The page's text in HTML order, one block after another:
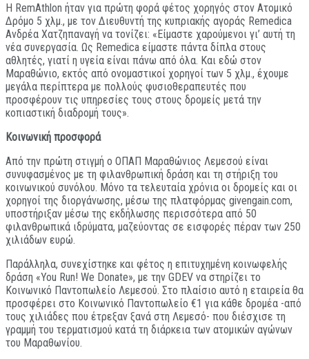
Η RemΑthlon ήταν για πρώτη φορά φέτος χορηγός στον Ατομικό
Δρόμο 5 χλμ., με τον Διευθυντή της κυπριακής αγοράς Remedica
Ανδρέα Χατζηπαναγή να τονίζει: «Είμαστε χαρούμενοι γι’ αυτή τη
νέα συνεργασία. Ως Remedica είμαστε πάντα δίπλα στους
αθλητές, γιατί η υγεία είναι πάνω από όλα. Και εδώ στον
Μαραθώνιο, εκτός από ονομαστικοί χορηγοί των 5 χλμ., έχουμε
μεγάλα περίπτερα με πολλούς φυσιοθεραπευτές που
προσφέρουν τις υπηρεσίες τους στους δρομείς μετά την
κοπιαστική διαδρομή τους».
Κοινωνική προσφορά
Από την πρώτη στιγμή ο ΟΠΑΠ Μαραθώνιος Λεμεσού είναι
συνυφασμένος με τη φιλανθρωπική δράση και τη στήριξη του
κοινωνικού συνόλου. Μόνο τα τελευταία χρόνια οι δρομείς και οι
χορηγοί της διοργάνωσης, μέσω της πλατφόρμας givengain.com,
υποστήριξαν μέσω της εκδήλωσης περισσότερα από 50
φιλανθρωπικά ιδρύματα, μαζεύοντας σε εισφορές πέραν των 250
χιλιάδων ευρώ.
Παράλληλα, συνεχίστηκε και φέτος η επιτυχημένη κοινωφελής
δράση «You Run! We Donate», με την GDEV να στηρίζει το
Κοινωνικό Παντοπωλείο Λεμεσού. Στο πλαίσιο αυτό η εταιρεία θα
προσφέρει στο Κοινωνικό Παντοπωλείο €1 για κάθε δρομέα -από
τους χιλιάδες που έτρεξαν ξανά στη Λεμεσό- που διέσχισε τη
γραμμή του τερματισμού κατά τη διάρκεια των ατομικών αγώνων
του Μαραθωνίου.